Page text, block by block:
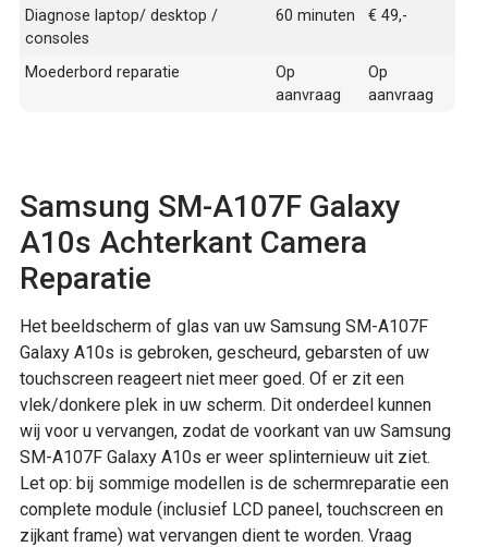
Diagnose laptop/ desktop /
consoles
60 minuten € 49,-
Moederbord reparatie
Op
aanvraag
Op
aanvraag
Samsung SM-A107F Galaxy
A10s Achterkant Camera
Reparatie
Het beeldscherm of glas van uw Samsung SM-A107F
Galaxy A10s is gebroken, gescheurd, gebarsten of uw
touchscreen reageert niet meer goed. Of er zit een
vlek/donkere plek in uw scherm. Dit onderdeel kunnen
wij voor u vervangen, zodat de voorkant van uw Samsung
SM-A107F Galaxy A10s er weer splinternieuw uit ziet.
Let op: bij sommige modellen is de schermreparatie een
complete module (inclusief LCD paneel, touchscreen en
zijkant frame) wat vervangen dient te worden. Vraag